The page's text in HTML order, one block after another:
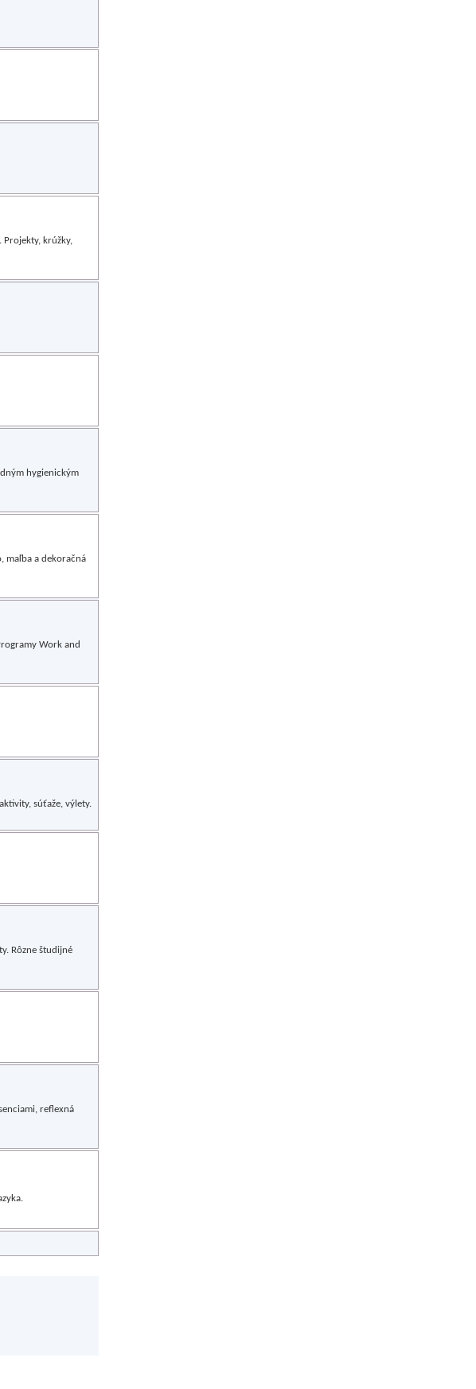
Projekty, krúžky,
hygienickým
maľba a dekoračná
Work and
súťaže, výlety.
Rôzne študijné
reflexná